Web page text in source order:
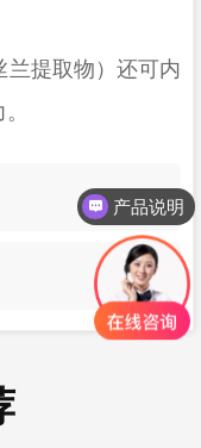
兰提取物）还可内
产品说明